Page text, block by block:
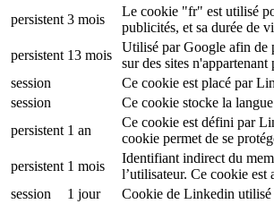
persistent 3 mois
Le cookie "fr" est utilisé
publicités, et sa durée de
persistent 13 mois
Utilisé par Google afin de
sur des sites n'appartenant
session
Ce cookie est placé par
session
Ce cookie stocke la
persistent 1 an
Ce cookie est défini par
cookie permet de se
persistent 1 mois
Identifiant indirect du
l’utilisateur. Ce cookie
session 1 jour
Cookie de Linkedin utilisé